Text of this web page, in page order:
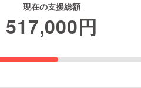
現在の支援総額
517,000円